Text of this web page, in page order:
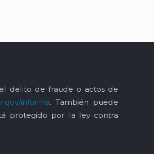
delito de fraude o actos de
informa. También puede
protegido por la ley contra